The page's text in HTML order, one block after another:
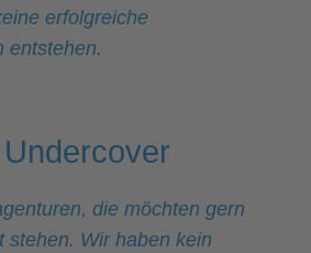
erfolgreiche
entstehen.
die möchten gern
stehen. Wir haben kein